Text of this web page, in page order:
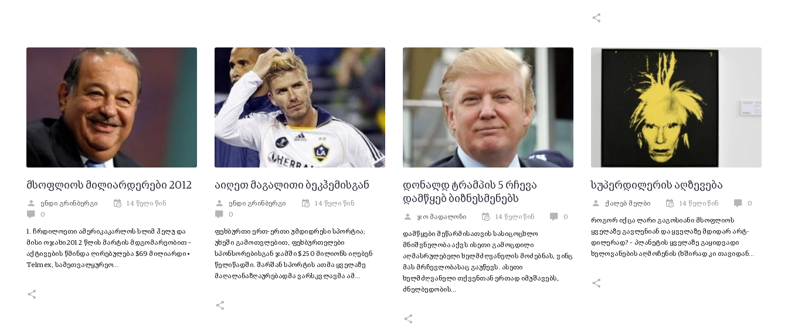
მსოფლიოს მილიარდერები 2012
ენდი გრინბერგი
14 წელი წინ
0
1. ჩრდილოეთი ამერიკაკარლოს სლიმ ჰელუ და
მისი ოჯახი2012 წლის მარტის მდგომარეობით –
აქტივების წმინდა ღირებულება $69 მილიარდი •
Telmex, სამეთვალყურეო…
აიღეთ მაგალითი ბეკჰემისგან
ენდი გრინბერგი
14 წელი წინ
0
ფეხბურთი ერთ-ერთი უმდიდრესი სპორტია;
უხეში გამოთვლებით, ფეხბურთელები
სპონსორებისგან ჯამში $250 მილიონს იღებენ
წელიწადში. შარშან სპორტის ათმა ყველაზე
მაღალანაზღაურებადმა ვარსკვლავმა ამ…
დონალდ ტრამპის 5 რჩევა
დამწყებ ბიზნესმენებს
ჯო მადალონი 14 წელი წინ 0
დამწყები მეწარმისათვის სასიცოცხლო
მნიშვნელობა აქვს ისეთი გამოცდილი
აღმასრულებელი ხელმძღვანელის მოძებნას, ვინც
მას მრჩევლობასაც გაუწევს. ასეთი
ხელმძღვანელი თქვენთან ერთად იმუშავებს,
ძნელბედობის…
სუპერდილერის აღზევება
ქალებ მელბი 14 წელი წინ 0
როგორ იქცა ლარი გაგოსიანი მსოფლიოს
ყველაზე გავლენიან და ყველაზე მდიდარ არტ-
დილერად? – პლანეტის ყველაზე გაყიდვადი
ხელოვანების აღმოჩენის (ხშირად კი თავიდან…